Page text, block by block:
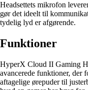
Headsettets mikrofon
gør det ideelt til
tydelig lyd er afgørende.
Funktioner
HyperX Cloud II Gaming
avancerede funktioner, der
aftagelige ørepuder til